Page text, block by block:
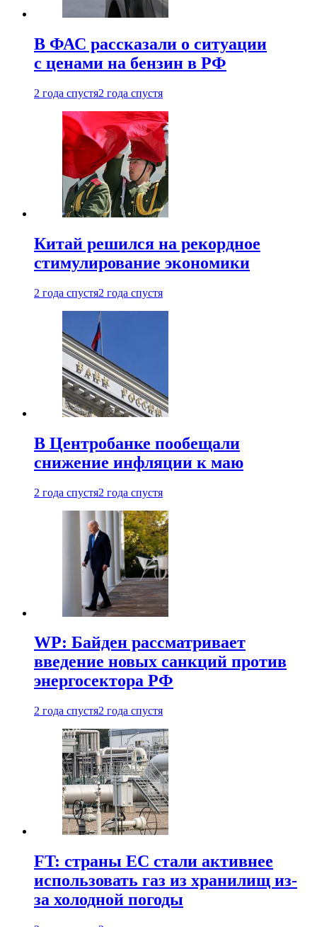
В ФАС рассказали о ситуации
с ценами на бензин в РФ
2 года спустя2 года спустя
Китай решился на рекордное
стимулирование экономики
2 года спустя2 года спустя
В Центробанке пообещали
снижение инфляции к маю
2 года спустя2 года спустя
WP: Байден рассматривает
введение новых санкций против
энергосектора РФ
2 года спустя2 года спустя
FT: страны ЕС стали активнее
использовать газ из хранилищ из-
за холодной погоды